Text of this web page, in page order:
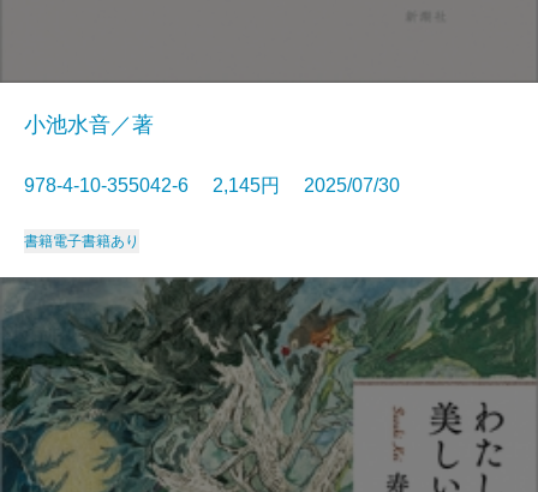
小池水音／著
978-4-10-355042-6 2,145円 2025/07/30
書籍電子書籍あり